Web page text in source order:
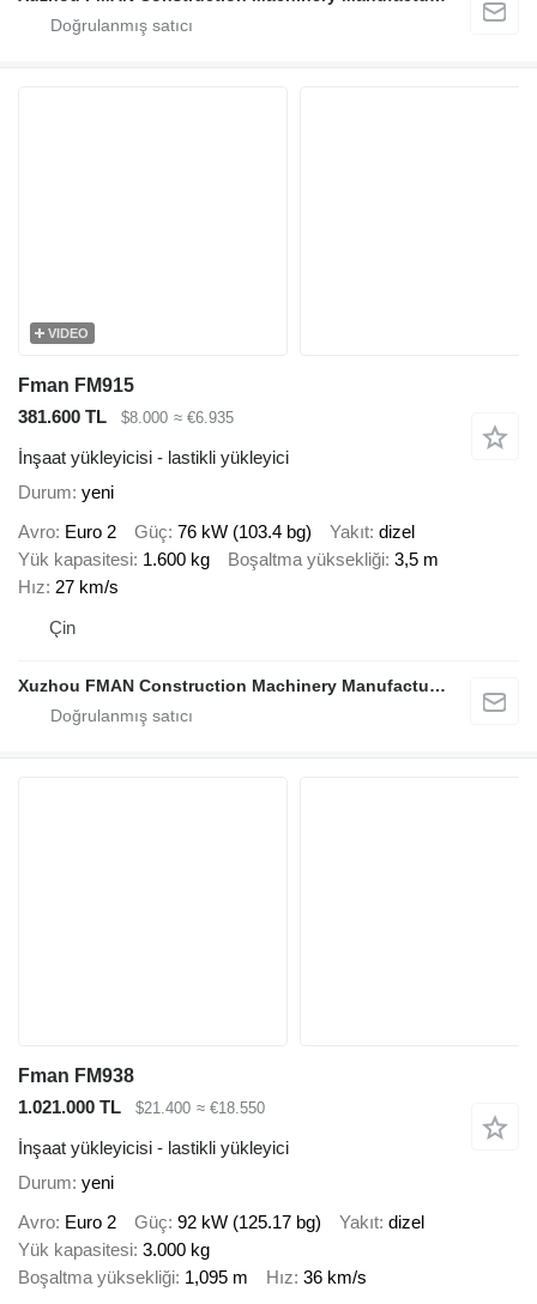
VIDEO
Fman FM915
381.600 TL
$8.000 ≈ €6.935
İnşaat yükleyicisi - lastikli yükleyici
Durum yeni
Avro Euro 2 Güç 76 kW (103.4 bg) Yakıt dizel
Yük kapasitesi 1.600 kg Boşaltma yüksekliği 3,5 m
Hız 27 km/s
Çin
Xuzhou FMAN Construction Machinery Manufacture Co., Ltd.
Fman FM938
1.021.000 TL
$21.400 ≈ €18.550
İnşaat yükleyicisi - lastikli yükleyici
Durum yeni
Avro Euro 2 Güç 92 kW (125.17 bg) Yakıt dizel
Yük kapasitesi 3.000 kg
Boşaltma yüksekliği 1,095 m Hız 36 km/s